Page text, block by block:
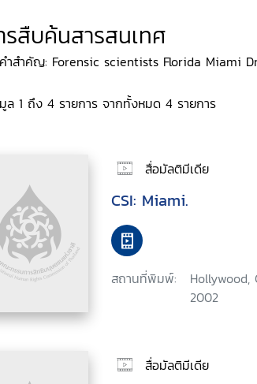
สืบค้นสารสนเทศ
ำสำคัญ: Forensic scientists Florida Miami
ล 1 ถึง 4 รายการ จากทั้งหมด 4 รายการ
สื่อมัลติมีเดีย
CSI: Miami.
สถานที่พิมพ์:
Hollywood,
2002
สื่อมัลติมีเดีย